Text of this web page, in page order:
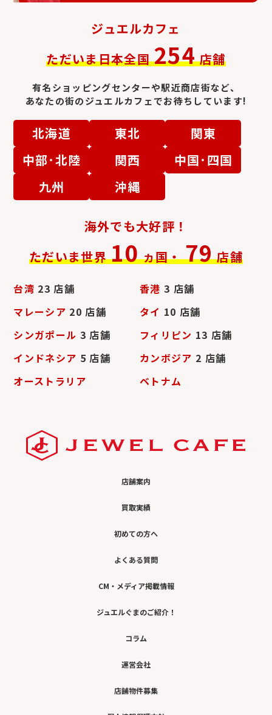
ジュエルカフェ
ただいま日本全国 254 店舗
有名ショッピングセンターや駅近商店街など、
あなたの街のジュエルカフェでお待ちしています!
北海道 東北
関東
中部･北陸
関西
中国･四国
九州
沖縄
海外でも大好評！
ただいま世界 10 ヵ国・ 79 店舗
台湾 23 店舗 香港 3 店舗
マレーシア 20 店舗 タイ 10 店舗
シンガポール 3 店舗 フィリピン 13 店舗
インドネシア 5 店舗 カンボジア 2 店舗
オーストラリア
ベトナム
店舗案内
買取実績
初めての方へ
よくある質問
CM・メディア掲載情報
ジュエルぐまのご紹介！
コラム
運営会社
店舗物件募集